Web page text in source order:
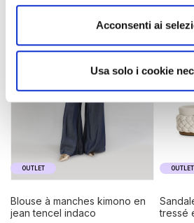
Acconsenti ai
Usa solo i cookie
OUTLET
blouse à manches kimono en
jean tencel indaco
OUTLET
sandales croisées avec bas
tressé